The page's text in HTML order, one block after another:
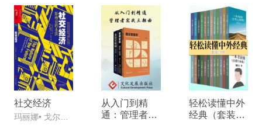
势的前瞻思考。 4.未来是“人工智能 ”时代，前瞻解读
两会提出的“新技术新产品新场景大规模应用示范”，
详细探讨人工智能 生命科学、物联网、绿色计算、
具身智能、自动驾驶等产业结合落地路线图，以及AI
时代中国人工智能产业的哪些领域将拥有巨大商业空
业革命中的角色和责任，高校、科研机构与企业如何
社交经济
从入门到精
通：管理者实
轻松读懂中外
经典（套装24